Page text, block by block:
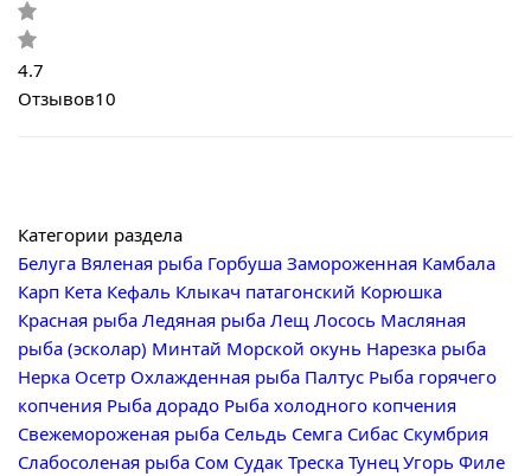
4.7
Отзывов10
Категории раздела
Белуга Вяленая рыба Горбуша Замороженная Камбала
Карп Кета Кефаль Клыкач патагонский Корюшка
Красная рыба Ледяная рыба Лещ Лосось Масляная
рыба (эсколар) Минтай Морской окунь Нарезка рыба
Нерка Осетр Охлажденная рыба Палтус Рыба горячего
копчения Рыба дорадо Рыба холодного копчения
Свежемороженая рыба Сельдь Семга Сибас Скумбрия
Слабосоленая рыба Сом Судак Треска Тунец Угорь Филе